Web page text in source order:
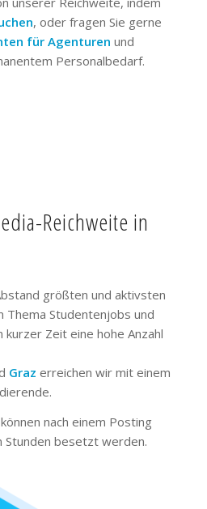
, oder fragen Sie gerne
für Agenturen und
Personalbedarf.
Reichweite in
größten und aktivsten
Thema Studentenjobs und
Zeit eine hohe Anzahl
Graz erreichen wir mit einem
nach einem Posting
Stunden besetzt werden.